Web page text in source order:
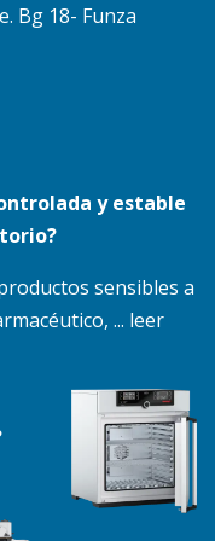
Bg 18- Funza
y estable
sensibles a
... leer